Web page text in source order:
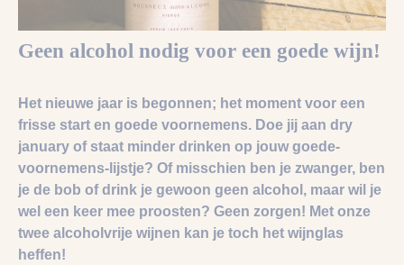
Geen alcohol nodig voor een goede wijn!
Het nieuwe jaar is begonnen; het moment voor een
frisse start en goede voornemens. Doe jij aan dry
january of staat minder drinken op jouw goede-
voornemens-lijstje? Of misschien ben je zwanger, ben
je de bob of drink je gewoon geen alcohol, maar wil je
wel een keer mee proosten? Geen zorgen! Met onze
twee alcoholvrije wijnen kan je toch het wijnglas
heffen!